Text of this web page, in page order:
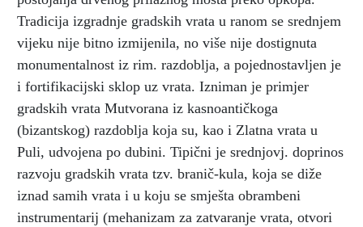
Tradicija izgradnje gradskih vrata u ranom se srednjem
vijeku nije bitno izmijenila, no više nije dostignuta
monumentalnost iz rim. razdoblja, a pojednostavljen je
i fortifikacijski sklop uz vrata. Izniman je primjer
gradskih vrata Mutvorana iz kasnoantičkoga
(bizantskog) razdoblja koja su, kao i Zlatna vrata u
Puli, udvojena po dubini. Tipični je srednjovj. doprinos
razvoju gradskih vrata tzv. branič-kula, koja se diže
iznad samih vrata i u koju se smješta obrambeni
instrumentarij (mehanizam za zatvaranje vrata, otvori